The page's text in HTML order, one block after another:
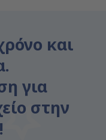
και
για
στην